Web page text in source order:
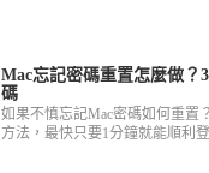
Mac忘記密碼重置怎麼做？
碼
如果不慎忘記Mac密碼如何重置
方法，最快只要1分鐘就能順利登